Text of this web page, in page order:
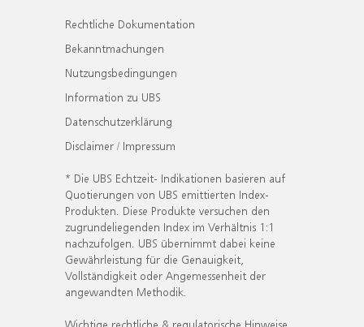
Rechtliche Dokumentation
Bekanntmachungen
Nutzungsbedingungen
Information zu UBS
Datenschutzerklärung
Disclaimer / Impressum
* Die UBS Echtzeit- Indikationen basieren auf
Quotierungen von UBS emittierten Index-
Produkten. Diese Produkte versuchen den
zugrundeliegenden Index im Verhältnis 1:1
nachzufolgen. UBS übernimmt dabei keine
Gewährleistung für die Genauigkeit,
Vollständigkeit oder Angemessenheit der
angewandten Methodik.